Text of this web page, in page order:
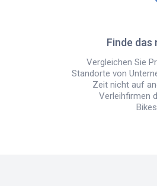
Finde das
Vergleichen Sie
Standorte von
Zeit nicht auf
Verleihfirmen